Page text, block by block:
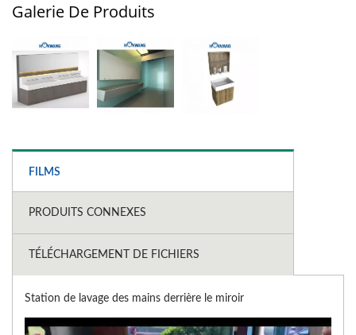
Galerie De Produits
FILMS
PRODUITS CONNEXES
TÉLÉCHARGEMENT DE FICHIERS
Station de lavage des mains derrière le miroir